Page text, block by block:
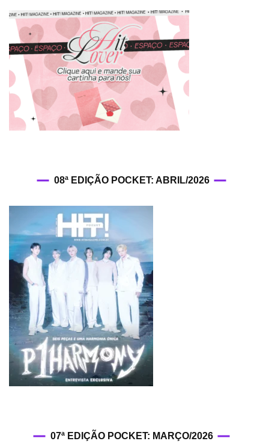
08ª EDIÇÃO POCKET: ABRIL/2026
07ª EDIÇÃO POCKET: MARÇO/2026